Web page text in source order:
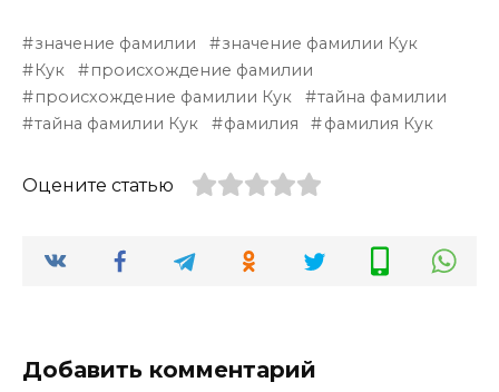
значение фамилии
значение фамилии Кук
Кук
происхождение фамилии
происхождение фамилии Кук
тайна фамилии
тайна фамилии Кук
фамилия фамилия Кук
Оцените статью
Добавить комментарий